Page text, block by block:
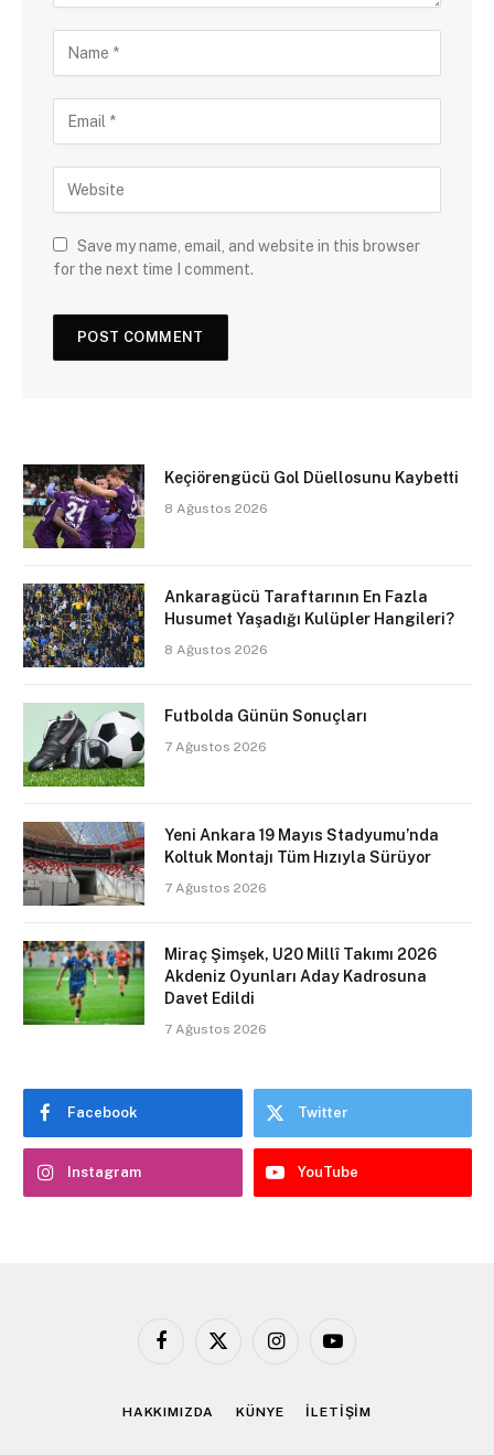
Save my name, email, and website in this browser
for the next time I comment.
Keçiörengücü Gol Düellosunu Kaybetti
8 Ağustos 2026
Ankaragücü Taraftarının En Fazla
Husumet Yaşadığı Kulüpler Hangileri?
8 Ağustos 2026
Futbolda Günün Sonuçları
7 Ağustos 2026
Yeni Ankara 19 Mayıs Stadyumu’nda
Koltuk Montajı Tüm Hızıyla Sürüyor
7 Ağustos 2026
Miraç Şimşek, U20 Millî Takımı 2026
Akdeniz Oyunları Aday Kadrosuna
Davet Edildi
7 Ağustos 2026
Facebook Twitter
Instagram YouTube
Facebook
X
InstagramYouTube
HAKKIMIZDA KÜNYE İLETİŞİM